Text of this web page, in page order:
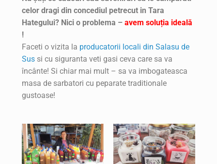
celor dragi din concediul petrecut in Tara
Hategului? Nici o problema – avem soluția ideală
!
Faceti o vizita la producatorii locali din Salasu de
Sus si cu siguranta veti gasi ceva care sa va
încânte! Si chiar mai mult – sa va imbogateasca
masa de sarbatori cu peparate traditionale
gustoase!